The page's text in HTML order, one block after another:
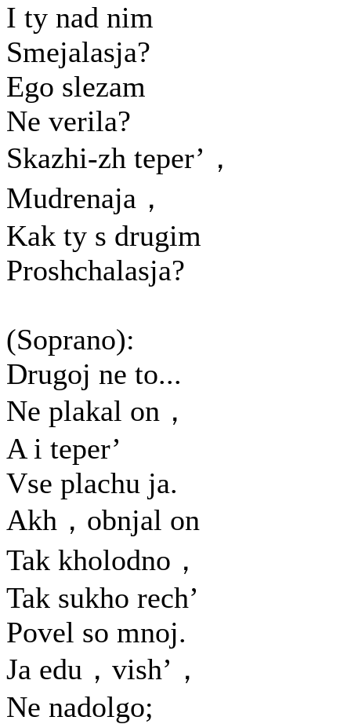
I ty nad nim
Smejalasja?
Ego slezam
Ne verila?
Skazhi-zh teper’，
Mudrenaja，
Kak ty s drugim
Proshchalasja?
(Soprano):
Drugoj ne to...
Ne plakal on，
A i teper’
Vse plachu ja.
Akh，obnjal on
Tak kholodno，
Tak sukho rech’
Povel so mnoj.
Ja edu，vish’，
Ne nadolgo;